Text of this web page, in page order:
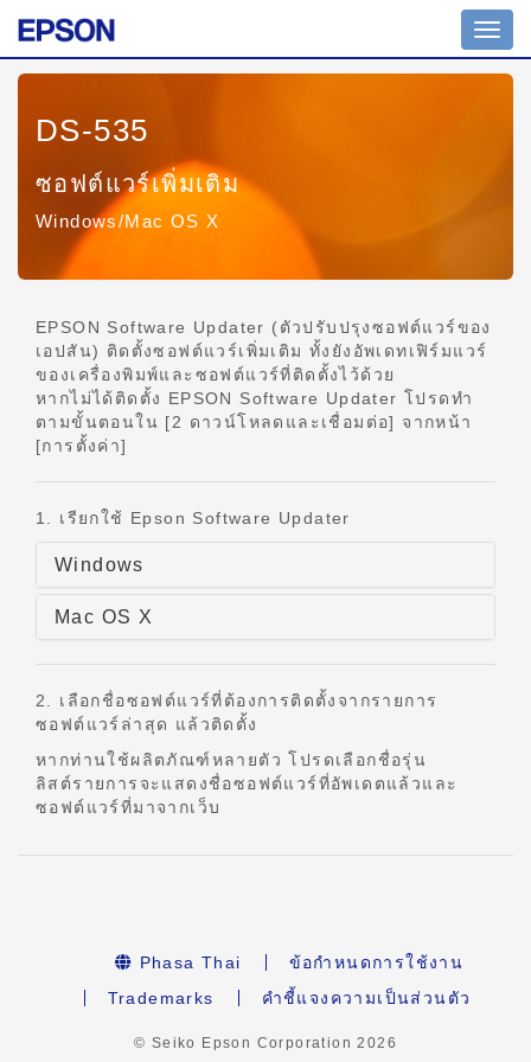
สลับ
ไป
ที่
DS-535
ซอฟต์แวร์เพิ่มเติม
Windows/Mac OS X
EPSON Software Updater (ตัวปรับปรุงซอฟต์แวร์ของ
เอปสัน) ติดตั้งซอฟต์แวร์เพิ่มเติม ทั้งยังอัพเดทเฟิร์มแวร์
ของเครื่องพิมพ์และซอฟต์แวร์ที่ติดตั้งไว้ด้วย
หากไม่ได้ติดตั้ง EPSON Software Updater โปรดทำ
ตามขั้นตอนใน [2 ดาวน์โหลดและเชื่อมต่อ] จากหน้า
[การตั้งค่า]
1. เรียกใช้ Epson Software Updater
Windows
Mac OS X
2. เลือกชื่อซอฟต์แวร์ที่ต้องการติดตั้งจากรายการ
ซอฟต์แวร์ล่าสุด แล้วติดตั้ง
หากท่านใช้ผลิตภัณฑ์หลายตัว โปรดเลือกชื่อรุ่น
ลิสต์รายการจะแสดงชื่อซอฟต์แวร์ที่อัพเดตแล้วและ
ซอฟต์แวร์ที่มาจากเว็บ
Phasa Thai
ข้อกำหนดการใช้งาน
Trademarks
คำชี้แจงความเป็นส่วนตัว
© Seiko Epson Corporation2026